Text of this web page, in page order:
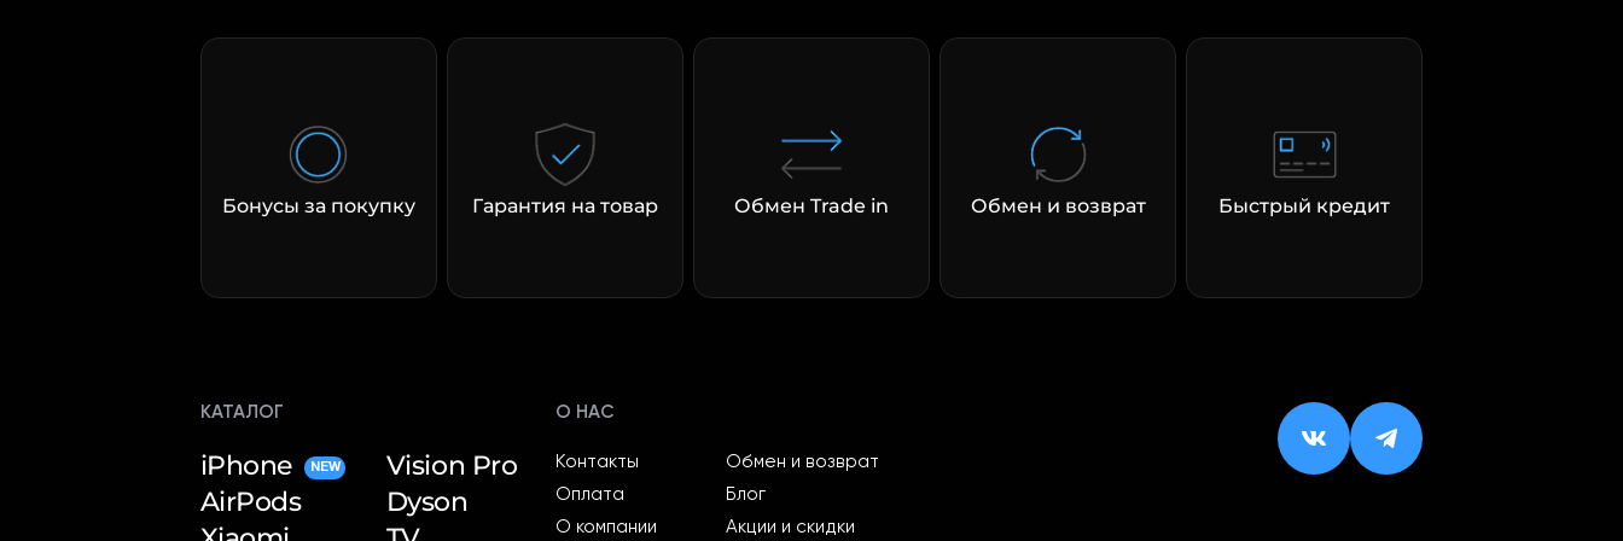
Бонусы за покупку Гарантия на товар Обмен Trade in Обмен и возврат Быстрый кредит
КАТАЛОГ
iPhone NEW
AirPods
Vision Pro
Dyson
О НАС
Контакты
Оплата
О компании
Обмен и возврат
Блог
Акции и скидки
раз в 2 недели